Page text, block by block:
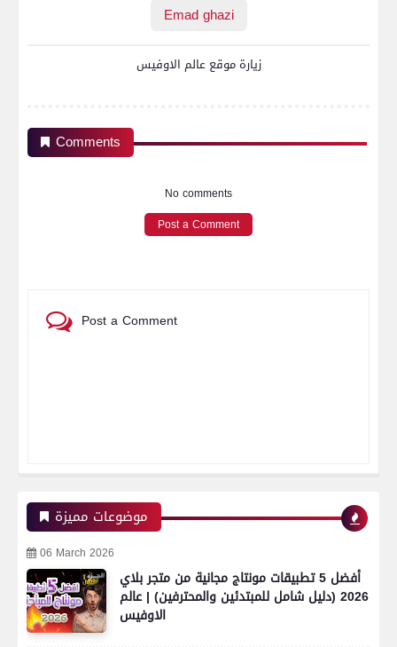
Emad ghazi
زيارة موقع عالم الاوفيس
Comments
No comments
Post a Comment
Post a Comment
موضوعات مميزة
06 March 2026
أفضل 5 تطبيقات مونتاج مجانية من متجر بلاي
2026 (دليل شامل للمبتدئين والمحترفين) | عالم
الاوفيس